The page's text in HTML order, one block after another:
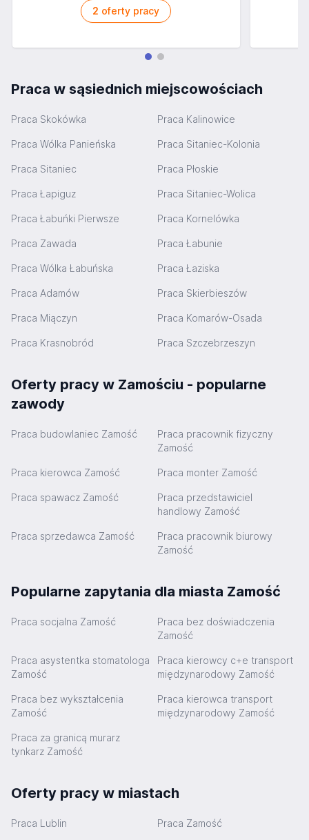
2 oferty pracy
Praca w sąsiednich miejscowościach
Praca Skokówka Praca Kalinowice
Praca Wólka Panieńska Praca Sitaniec-Kolonia
Praca Sitaniec Praca Płoskie
Praca Łapiguz Praca Sitaniec-Wolica
Praca Łabuńki Pierwsze Praca Kornelówka
Praca Zawada Praca Łabunie
Praca Wólka Łabuńska Praca Łaziska
Praca Adamów Praca Skierbieszów
Praca Miączyn Praca Komarów-Osada
Praca Krasnobród Praca Szczebrzeszyn
Oferty pracy w Zamościu - popularne
zawody
Praca budowlaniec Zamość
Praca pracownik fizyczny
Zamość
Praca kierowca Zamość Praca monter Zamość
Praca spawacz Zamość
Praca przedstawiciel
handlowy Zamość
Praca sprzedawca Zamość
Praca pracownik biurowy
Zamość
Popularne zapytania dla miasta Zamość
Praca socjalna Zamość
Praca bez doświadczenia
Zamość
Praca asystentka stomatologa
Zamość
Praca kierowcy c+e transport
międzynarodowy Zamość
Praca bez wykształcenia
Zamość
Praca kierowca transport
międzynarodowy Zamość
Praca za granicą murarz
tynkarz Zamość
Oferty pracy w miastach
Praca Lublin Praca Zamość